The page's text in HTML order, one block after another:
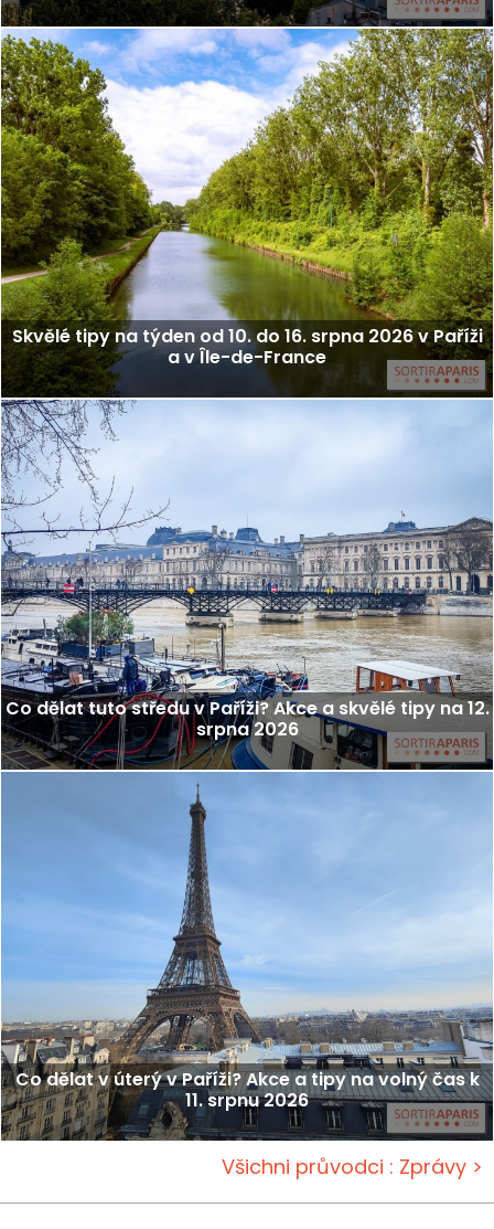
Skvělé tipy na týden od 10. do 16. srpna 2026 v Paříži
a v Île-de-France
Co dělat tuto středu v Paříži? Akce a skvělé tipy na 12.
srpna 2026
Co dělat v úterý v Paříži? Akce a tipy na volný čas k
11. srpnu 2026
Všichni průvodci : Zprávy >